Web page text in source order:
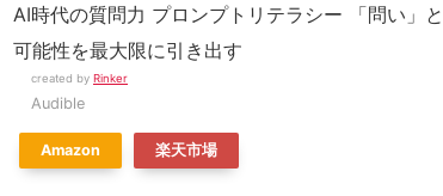
AI時代の質問力 プロンプトリテラシー 「問い」
可能性を最大限に引き出す
created by Rinker
Audible
Amazon 楽天市場